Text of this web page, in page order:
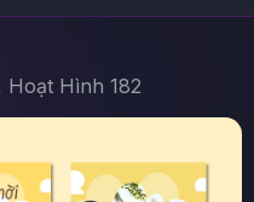
Hoạt Hình 182